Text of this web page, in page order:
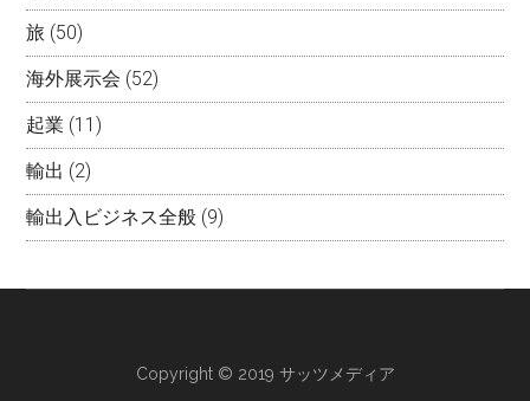
旅 (50)
海外展示会 (52)
起業 (11)
輸出 (2)
輸出入ビジネス全般 (9)
Copyright © 2019 サッツメディア